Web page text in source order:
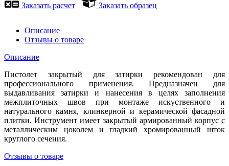
Заказать расчет Заказать образец
Описание
Отзывы о товаре
Описание
Пистолет закрытый для затирки рекомендован для
профессионального применения. Предназначен для
выдавливания затирки и нанесения в целях заполнения
межплиточных швов при монтаже искуственного и
натурального камня, клинкерной и керамической фасадной
плитки. Инструмент имеет закрытый армированный корпус с
металлическим цоколем и гладкий хромированный шток
круглого сечения.
Отзывы о товаре